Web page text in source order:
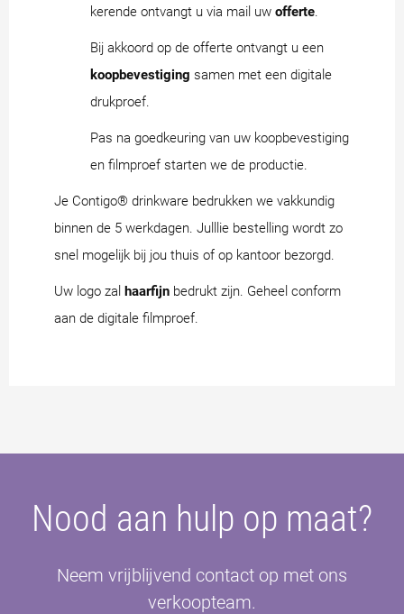
kerende ontvangt u via mail uw offerte.
Bij akkoord op de offerte ontvangt u een
koopbevestiging samen met een digitale
drukproef.
Pas na goedkeuring van uw koopbevestiging
en filmproef starten we de productie.
Je Contigo® drinkware bedrukken we vakkundig
binnen de 5 werkdagen. Julllie bestelling wordt zo
snel mogelijk bij jou thuis of op kantoor bezorgd.
Uw logo zal haarfijn bedrukt zijn. Geheel conform
aan de digitale filmproef.
Nood aan hulp op maat?
Neem vrijblijvend contact op met ons
verkoopteam.